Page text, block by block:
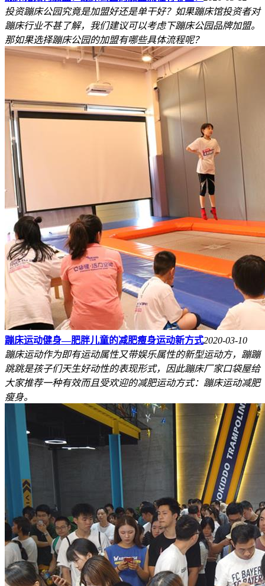
投资蹦床公园究竟是加盟好还是单干好？如果蹦床馆投资者对
蹦床行业不甚了解，我们建议可以考虑下蹦床公园品牌加盟。
那如果选择蹦床公园的加盟有哪些具体流程呢？
蹦床运动健身—肥胖儿童的减肥瘦身运动新方式2020-03-10
蹦床运动作为即有运动属性又带娱乐属性的新型运动方，蹦蹦
跳跳是孩子们天生好动性的表现形式，因此蹦床厂家口袋屋给
大家推荐一种有效而且受欢迎的减肥运动方式：蹦床运动减肥
瘦身。